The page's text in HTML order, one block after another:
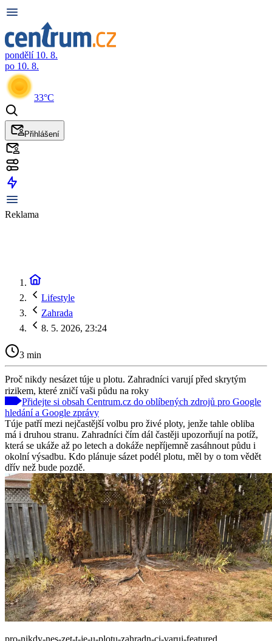
pondělí 10. 8.
po 10. 8.
33°C
Přihlášení
Reklama
Lifestyle
Zahrada
8. 5. 2026, 23:24
3 min
Proč nikdy nesázet túje u plotu. Zahradníci varují před skrytým
rizikem, které zničí vaši půdu na roky
Přidejte si obsah Centrum.cz do oblíbených zdrojů pro Google
hledání a Google zprávy
Túje patří mezi nejčastější volbu pro živé ploty, jenže tahle obliba
má i druhou stranu. Zahradníci čím dál častěji upozorňují na potíž,
která se ukáže až po letech a dokáže nepříjemně zasáhnout půdu i
okolní výsadbu. Kdo plánuje sázet podél plotu, měl by o tom vědět
dřív než bude pozdě.
pro-nikdy-nes-zet-t-je-u-plotu-zahradn-ci-varuj-featured